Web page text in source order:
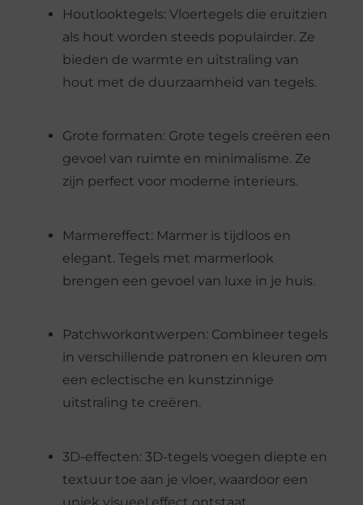
Houtlooktegels: Vloertegels die eruitzien
als hout worden steeds populairder. Ze
bieden de warmte en uitstraling van
hout met de duurzaamheid van tegels.
Grote formaten: Grote tegels creëren een
gevoel van ruimte en minimalisme. Ze
zijn perfect voor moderne interieurs.
Marmereffect: Marmer is tijdloos en
elegant. Tegels met marmerlook
brengen een gevoel van luxe in je huis.
Patchworkontwerpen: Combineer tegels
in verschillende patronen en kleuren om
een eclectische en kunstzinnige
uitstraling te creëren.
3D-effecten: 3D-tegels voegen diepte en
textuur toe aan je vloer, waardoor een
uniek visueel effect ontstaat.